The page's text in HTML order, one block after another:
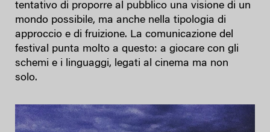
tentativo di proporre al pubblico una visione di un
mondo possibile, ma anche nella tipologia di
approccio e di fruizione. La comunicazione del
festival punta molto a questo: a giocare con gli
schemi e i linguaggi, legati al cinema ma non
solo.